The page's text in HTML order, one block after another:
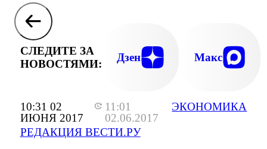
10:31 02
ИЮНЯ 2017
11:01
02.06.2017
РЕДАКЦИЯ ВЕСТИ.РУ
ЭКОНОМИКА
СЛЕДИТЕ ЗА
НОВОСТЯМИ:
Дзен Макс